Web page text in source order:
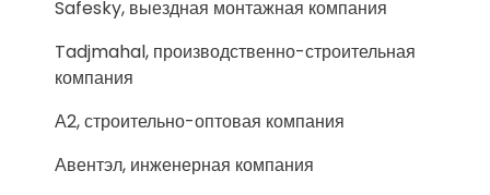
Safesky, выездная монтажная компания
Tadjmahal, производственно-строительная
компания
А2, строительно-оптовая компания
Авентэл, инженерная компания